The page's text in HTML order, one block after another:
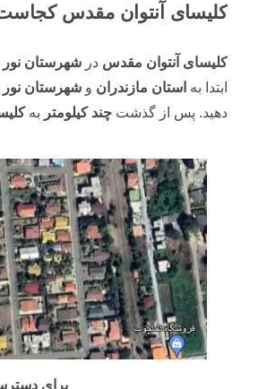
کلیسای آنتوان مقدس
کلیسای آنتوان مقدس در شهرستان نور
ابتدا به استان مازندران و شهرستان نور
دهید. پس از گذشت چند کیلومتر به
برای